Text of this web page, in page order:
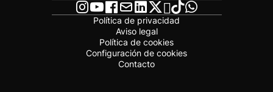
Política de privacidad
Aviso legal
Política de cookies
Configuración de cookies
Contacto